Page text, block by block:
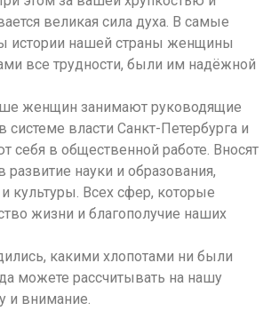
великая сила духа. В самые
истории нашей страны женщины
все трудности, были им надёжной
женщин занимают руководящие
системе власти Санкт-Петербурга и
себя в общественной работе. Вносят
науки и образования,
культуры. Всех сфер, которые
жизни и благополучие наших
какими хлопотами ни были
можете рассчитывать на нашу
и внимание.